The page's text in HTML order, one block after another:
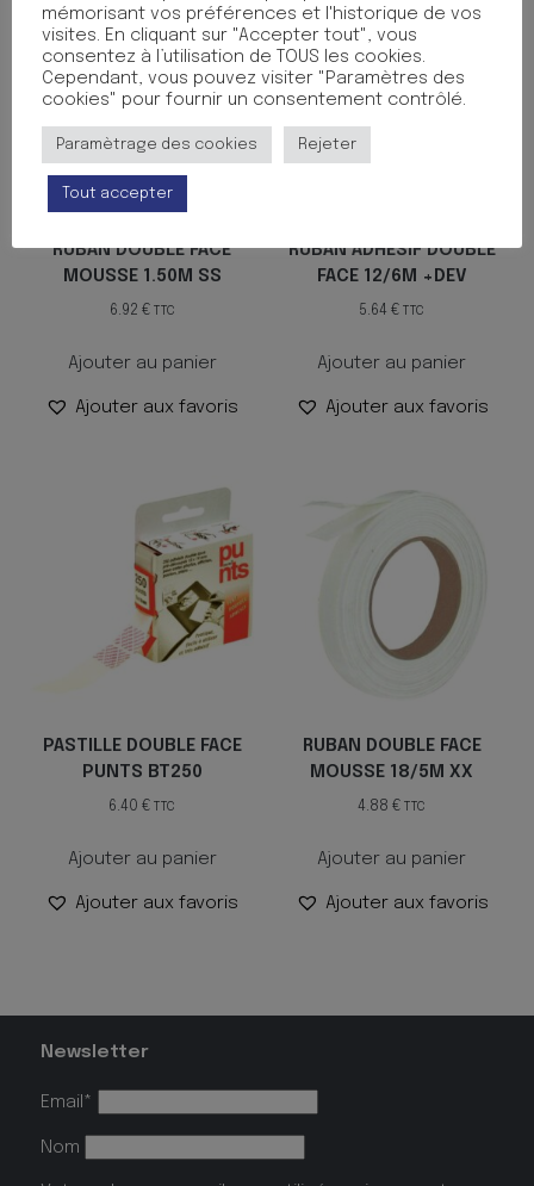
RUBAN DOUBLE FACE
MOUSSE 1.50M SS
6.92 € TTC
Ajouter au panier
Ajouter aux favoris
RUBAN ADHESIF DOUBLE
FACE 12/6M +DEV
5.64€ TTC
Ajouter au panier
Ajouter aux favoris
PASTILLE DOUBLE FACE
PUNTS BT250
6.40€ TTC
Ajouter au panier
Ajouter aux favoris
RUBAN DOUBLE FACE
MOUSSE 18/5M XX
4.88€ TTC
Ajouter au panier
Ajouter aux favoris
Newsletter
Email*
Nom
mémorisant vos préférences et l'historique de vos
visites. En cliquant sur "Accepter tout", vous
consentez à l’utilisation de TOUS les cookies.
Cependant, vous pouvez visiter "Paramètres des
cookies" pour fournir un consentement contrôlé.
Paramètrage des cookies Rejeter
Tout accepter